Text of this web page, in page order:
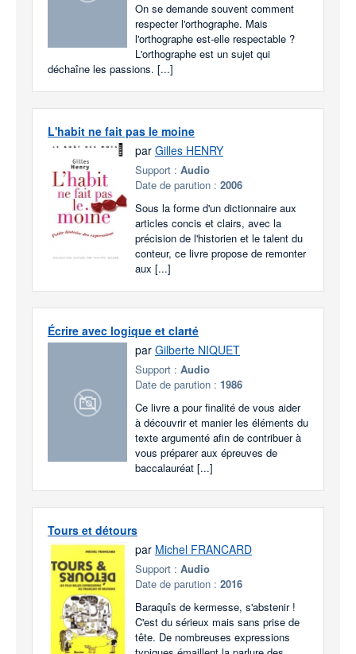
On se demande souvent comment
respecter l'orthographe. Mais
l'orthographe est-elle respectable ?
L'orthographe est un sujet qui
déchaîne les passions. [...]
L'habit ne fait pas le moine
par Gilles HENRY
Support : Audio
Date de parution : 2006
Sous la forme d'un dictionnaire aux
articles concis et clairs, avec la
précision de l'historien et le talent du
conteur, ce livre propose de remonter
aux [...]
Écrire avec logique et clarté
par Gilberte NIQUET
Support : Audio
Date de parution : 1986
Ce livre a pour finalité de vous aider
à découvrir et manier les éléments du
texte argumenté afin de contribuer à
vous préparer aux épreuves de
baccalauréat [...]
Tours et détours
par Michel FRANCARD
Support : Audio
Date de parution : 2016
Baraquîs de kermesse, s'abstenir !
C'est du sérieux mais sans prise de
tête. De nombreuses expressions